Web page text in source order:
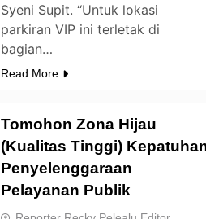
Syeni Supit. “Untuk lokasi
parkiran VIP ini terletak di
bagian…
Read More
Tomohon Zona Hijau
(Kualitas Tinggi)
Penyelenggaraan
Pelayanan Publik